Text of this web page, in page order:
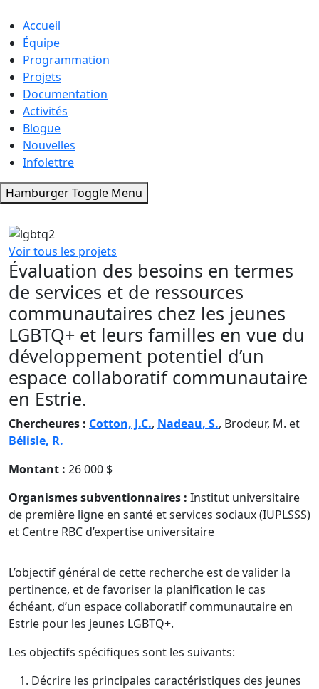
Accueil
Équipe
Programmation
Projets
Documentation
Activités
Blogue
Nouvelles
Infolettre
Hamburger Toggle Menu
Voir tous les projets
Évaluation des besoins en termes
de services et de ressources
communautaires chez les jeunes
LGBTQ+ et leurs familles en vue du
développement potentiel d’un
espace collaboratif communautaire
en Estrie.
Chercheures : Cotton, J.C., Nadeau, S., Brodeur, M. et
Bélisle, R.
Montant : 26 000 $
Organismes subventionnaires : Institut universitaire
de première ligne en santé et services sociaux (IUPLSSS)
et Centre RBC d’expertise universitaire
L’objectif général de cette recherche est de valider la
pertinence, et de favoriser la planification le cas
échéant, d’un espace collaboratif communautaire en
Estrie pour les jeunes LGBTQ+.
Les objectifs spécifiques sont les suivants:
Décrire les principales caractéristiques des jeunes